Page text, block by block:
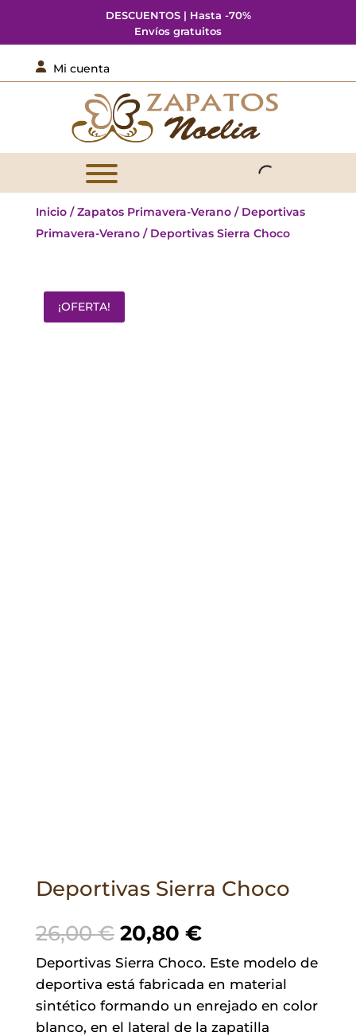
DESCUENTOS | Hasta -70%
Envíos gratuitos
 Mi cuenta
Inicio/Zapatos Primavera-Verano/ Deportivas
Primavera-Verano/ Deportivas Sierra Choco
¡OFERTA!
Deportivas Sierra Choco
26,00€ El
precio
original
era:
26,00 €.
20,80 €El
precio
actual
es:
20,80 €.
Deportivas Sierra Choco. Este modelo de
deportiva está fabricada en material
sintético formando un enrejado en color
blanco, en el lateral de la zapatilla